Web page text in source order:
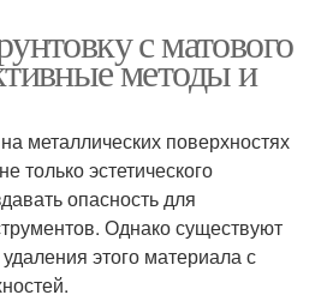
с матового
методы и
металлических поверхностях
только эстетического
опасность для
Однако существуют
этого материала с